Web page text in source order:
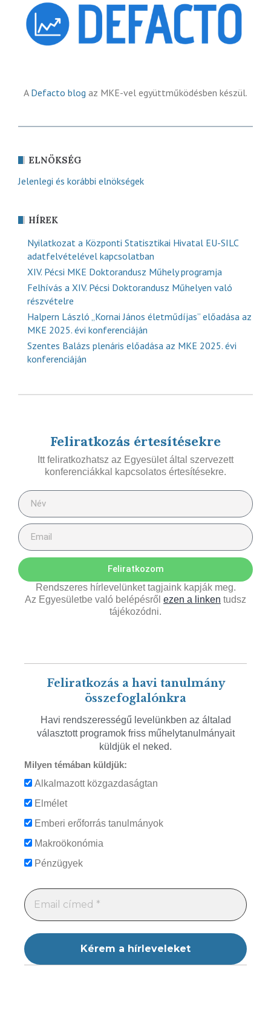
A Defacto blog az MKE-vel együttműködésben készül.
ELNÖKSÉG
Jelenlegi és korábbi elnökségek
HÍREK
Nyilatkozat a Központi Statisztikai Hivatal EU-SILC
adatfelvételével kapcsolatban
XIV. Pécsi MKE Doktorandusz Műhely programja
Felhívás a XIV. Pécsi Doktorandusz Műhelyen való
részvételre
Halpern László „Kornai János életműdíjas” előadása az
MKE 2025. évi konferenciáján
Szentes Balázs plenáris előadása az MKE 2025. évi
konferenciáján
Feliratkozás értesítésekre
Itt feliratkozhatsz az Egyesület által szervezett
konferenciákkal kapcsolatos értesítésekre.
Feliratkozom
Rendszeres hírlevelünket tagjaink kapják meg.
Az Egyesületbe való belépésről ezen a linken tudsz
tájékozódni.
Feliratkozás a havi tanulmány
összefoglalónkra
Havi rendszerességű levelünkben az általad
választott programok friss műhelytanulmányait
küldjük el neked.
Milyen témában küldjük:
Alkalmazott közgazdaságtan
Elmélet
Emberi erőforrás tanulmányok
Makroökonómia
Pénzügyek